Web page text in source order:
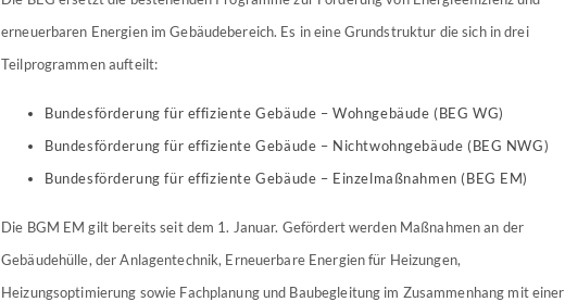
erneuerbaren Energien im Gebäudebereich. Es in eine Grundstruktur die sich in drei
Teilprogrammen aufteilt:
Bundesförderung für effiziente Gebäude – Wohngebäude (BEG WG)
Bundesförderung für effiziente Gebäude – Nichtwohngebäude (BEG NWG)
Bundesförderung für effiziente Gebäude – Einzelmaßnahmen (BEG EM)
Die BGM EM gilt bereits seit dem 1. Januar. Gefördert werden Maßnahmen an der
Gebäudehülle, der Anlagentechnik, Erneuerbare Energien für Heizungen,
Heizungsoptimierung sowie Fachplanung und Baubegleitung im Zusammenhang mit einer